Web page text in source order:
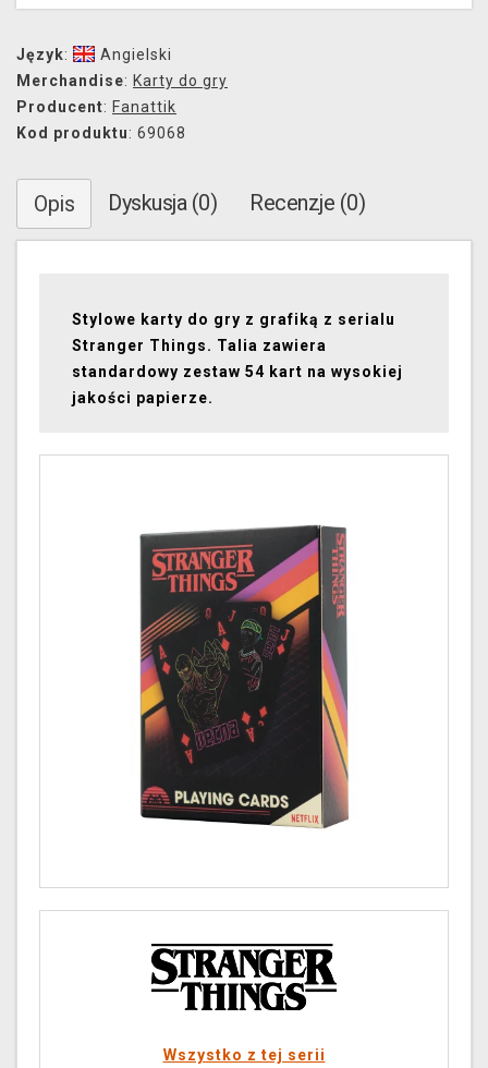
Język:
Angielski
Merchandise: Karty do gry
Producent: Fanattik
Kod produktu: 69068
Opis Dyskusja (0) Recenzje (0)
Stylowe karty do gry z grafiką z serialu
Stranger Things. Talia zawiera
standardowy zestaw 54 kart na wysokiej
jakości papierze.
Wszystko z tej serii